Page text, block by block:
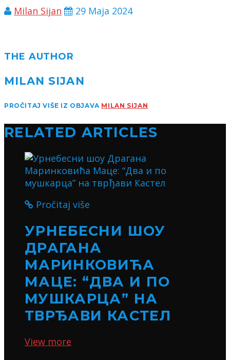
Milan Sijan 29 Maja 2024
THE AUTHOR
MILAN SIJAN
PROČITAJ VIŠE IZ OBJAVA MILAN SIJAN
RELATED ARTICLES
Pročitaj više
УРНЕБЕСНИ ШОУ
ДРАГАНА
МАРИНКОВИЋА
МАЦЕ: “ДВА И ПО
МУШКАРЦА” НА
ТВРЂАВИ КАСТЕЛ
View more